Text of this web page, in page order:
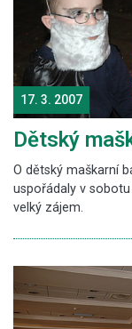
17. 3. 2007
Dětský
O dětský maškarní
uspořádaly v sobotu
velký zájem.